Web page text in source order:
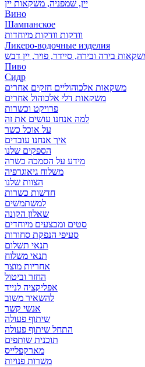
יין, שמפניה, משקאות יין
Вино
Шампанское
וודקות וודקות מיוחדות
Ликеро-водочные изделия
בירה ובירה, סיידר, פויר, יין דבש
Пиво
Сидр
משקאות אלכוהוליים חזקים אחרים
משקאות דלי אלכוהול אחרים
פרויקט וכשרות
למה אנחנו עושים את זה
על אוכל כשר
איך אנחנו עובדים
הספקים שלנו
מידע על הסמכה כשרה
משלוח גיאוגרפיה
הצוות שלנו
חדשות כשרות
למשתמשים
שאלון הקונה
סטים ומבצעים מיוחדים
סעיפי הנפקת סחורות
תנאי תשלום
תנאי משלוח
אחריות מוצר
החזר וביטול
אפליקציה לנייד
להשאיר משוב
אנשי קשר
שיתוף פעולה
התחל שיתוף פעולה
תוכנית שותפים
מארקפלייס
משרות פנויות